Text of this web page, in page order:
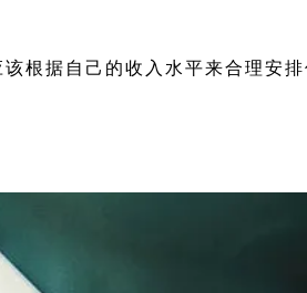
根据自己的收入水平来合理安